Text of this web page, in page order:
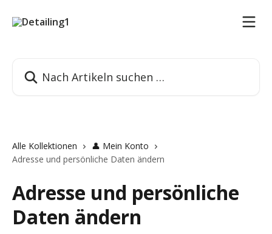
Alle Kollektionen
👤 Mein Konto
Adresse und persönliche Daten ändern
Adresse und persönliche
Daten ändern